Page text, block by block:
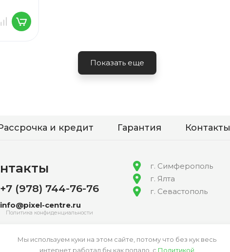
Показать еще
и кредит Гарантия Контакты
+7 (978) 744-76-76
info@pixel-centre.ru
Политика конфиденциальности
г. Симферополь
г. Ялта
г. Севастополь
Мы используем куки на этом сайте, потому что без кук весь
интернет работал бы как попало. с Политикой